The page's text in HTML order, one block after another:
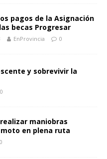
pagos de la Asignación
becas Progresar
EnProvincia 0
y sobrevivir la
0
maniobras
en plena ruta
0